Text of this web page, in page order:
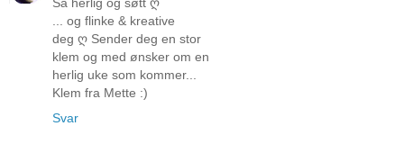
Så herlig og søtt ღ
... og flinke & kreative
deg ღ Sender deg en stor
klem og med ønsker om en
herlig uke som kommer...
Klem fra Mette :)
Svar